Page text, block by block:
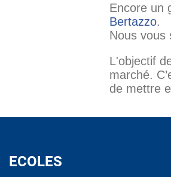
Encore un
Bertazzo.
Nous vous
L'objectif
marché.
de mettre
ECOLES